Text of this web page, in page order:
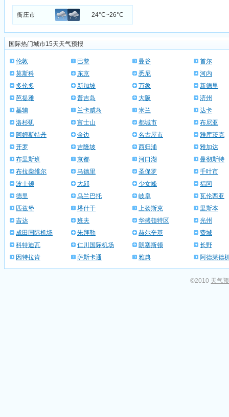
衙庄市 24°C~26°C
国际热门城市15天天气预报
伦敦 巴黎 曼谷
首尔
莫斯科
东京 悉尼
河内
多伦多
新加坡 万象
新德里
芭提雅
普吉岛 大阪
济州
基辅
兰卡威岛 米兰
达卡
洛杉矶
富士山 都城市
布尼亚
阿姆斯特丹
金边 名古屋市
雅库茨克
开罗
吉隆坡 西归浦
雅加达
布里斯班
京都 河口湖
曼彻斯特
布拉柴维尔
马德里 圣保罗
千叶市
波士顿
大邱 少女峰
福冈
德里
乌兰巴托 岐阜
瓦伦西亚
匹兹堡
塔什干 上扬斯克
里斯本
吉达
班夫 华盛顿特区
光州
成田国际机场
朱拜勒 赫尔辛基
费城
科特迪瓦
仁川国际机场 朗塞斯顿
长野
因特拉肯
萨斯卡通 雅典 阿德莱德
©2010 天气